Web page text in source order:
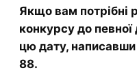
Якщо вам потрібні
конкурсу до
цю дату,
88.